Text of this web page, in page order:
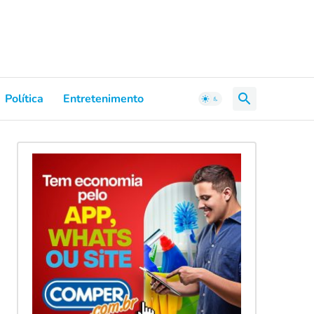
Política Entretenimento